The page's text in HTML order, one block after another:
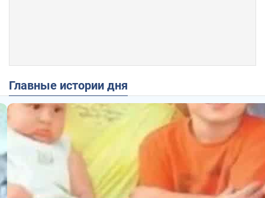
Главные истории дня